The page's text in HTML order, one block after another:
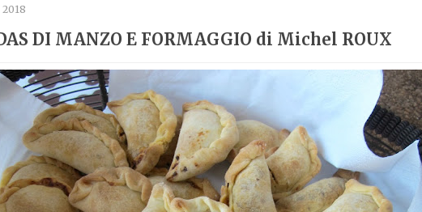
DI MANZO E FORMAGGIO di Michel ROUX